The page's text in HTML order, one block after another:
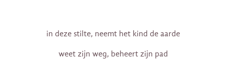
in deze stilte, neemt het kind de aarde
weet zijn weg, beheert zijn pad